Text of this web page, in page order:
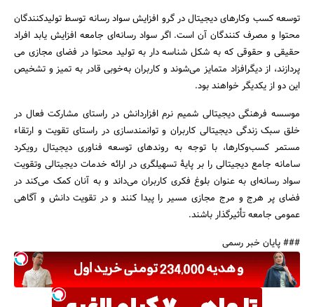
توسعه کسب وکارهای دیجیتال در گرو افزایش سواد رسانه توسط تولیدکنندگان
محتوا و مصرف کنندگان آن است. اگر سواد رسانه‌ای جامعه افزایش یابد افراد
حقیقی و حقوقی که به شکل شناسه دار به تولید محتوا در فضای مجازی می
پردازند، از دیگرافزاد متمایز می‌شوند و کاربران به‌خوبی قادر به تمیز و تشخیص
این دو از یکدیگر خواهند بود.
موسسه فرهنگی دیجیتالی شمیم نرم افزاردانش در راستای مشارکت فعال در
خلق سبک زندگی دیجیتالی کاربران و توانمندسازی در راستای تقویت و ارتقاء
مستمر کسب‌وکارها، با توجه به روندهای توسعه فناوری دیجیتال رویکرد
سامانه جامع دیجیتالی را بر پایۀ تسهیلگری در ارائه خدمات دیجیتالی وتقویت
سواد رسانه‌ای به عنوان بلوغ فکری کاربران می‌داند و به آنان کمک می‌کند در
فضای پر هرج و مرج مجازی مسیر را پیدا کنند و در تقویت دانش و آگاهی
عمومی جامعه تأثیرگذار باشند.
### پایان خبر رسمی